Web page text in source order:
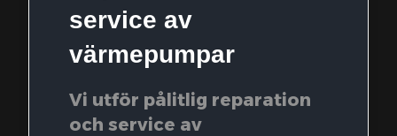
service av
värmepumpar
Vi utför pålitlig reparation
och service av